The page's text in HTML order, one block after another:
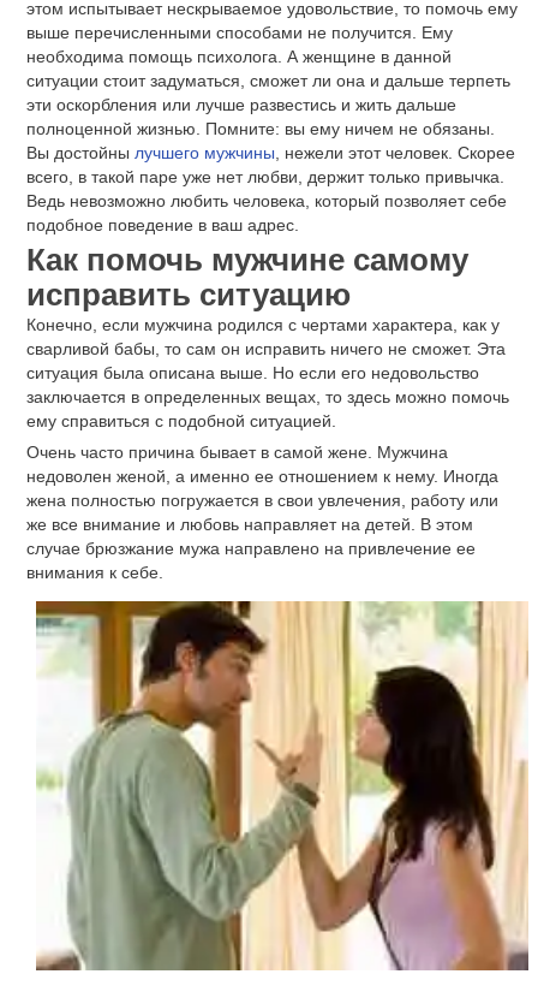
этом испытывает нескрываемое удовольствие, то помочь ему
выше перечисленными способами не получится. Ему
необходима помощь психолога. А женщине в данной
ситуации стоит задуматься, сможет ли она и дальше терпеть
эти оскорбления или лучше развестись и жить дальше
полноценной жизнью. Помните: вы ему ничем не обязаны.
Вы достойны лучшего мужчины , нежели этот человек. Скорее
всего, в такой паре уже нет любви, держит только привычка.
Ведь невозможно любить человека, который позволяет себе
подобное поведение в ваш адрес.
Как помочь мужчине самому
исправить ситуацию
Конечно, если мужчина родился с чертами характера, как у
сварливой бабы, то сам он исправить ничего не сможет. Эта
ситуация была описана выше. Но если его недовольство
заключается в определенных вещах, то здесь можно помочь
ему справиться с подобной ситуацией.
Очень часто причина бывает в самой жене. Мужчина
недоволен женой, а именно ее отношением к нему. Иногда
жена полностью погружается в свои увлечения, работу или
же все внимание и любовь направляет на детей. В этом
случае брюзжание мужа направлено на привлечение ее
внимания к себе.